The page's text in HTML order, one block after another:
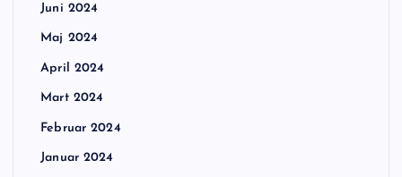
Juni 2024
Maj 2024
April 2024
Mart 2024
Februar 2024
Januar 2024